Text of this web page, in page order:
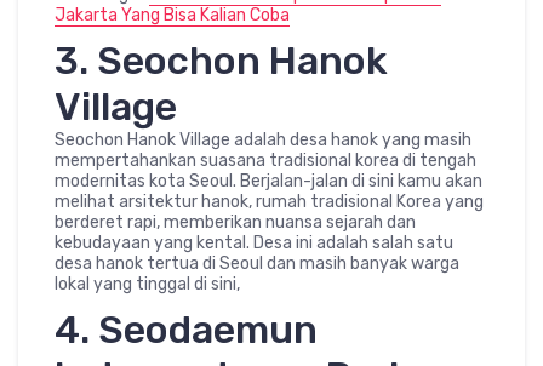
Jakarta Yang Bisa Kalian Coba
3. Seochon Hanok
Village
Seochon Hanok Village adalah desa hanok yang masih
mempertahankan suasana tradisional korea di tengah
modernitas kota Seoul. Berjalan-jalan di sini kamu akan
melihat arsitektur hanok, rumah tradisional Korea yang
berderet rapi, memberikan nuansa sejarah dan
kebudayaan yang kental. Desa ini adalah salah satu
desa hanok tertua di Seoul dan masih banyak warga
lokal yang tinggal di sini,
4. Seodaemun